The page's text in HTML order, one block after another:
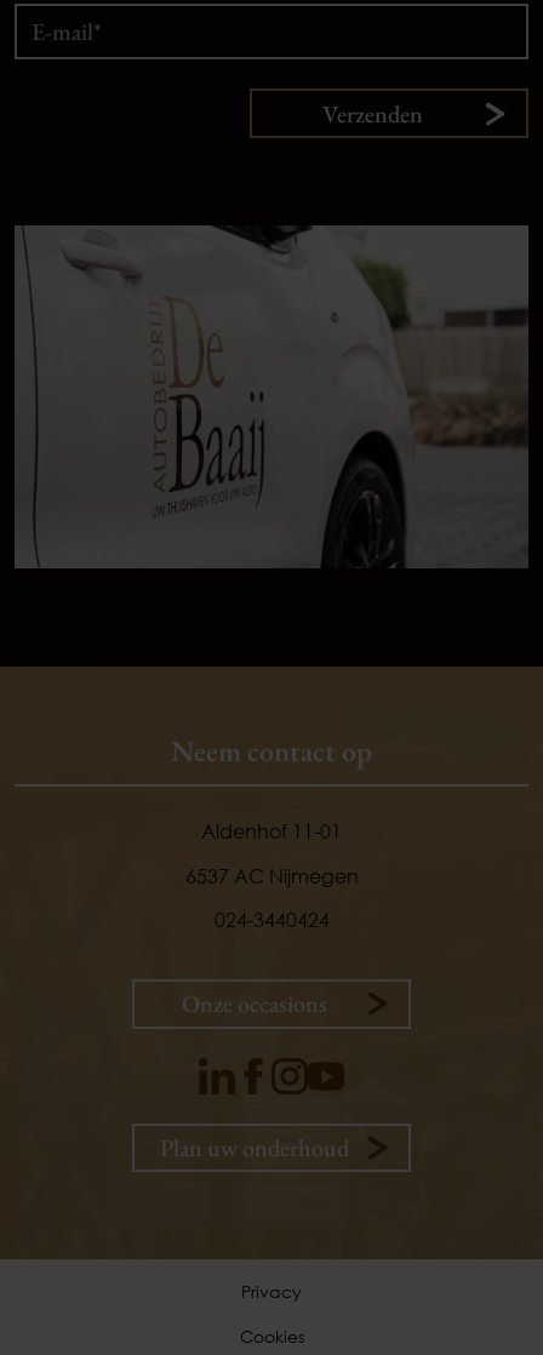
Verzenden
Neem contact op
Aldenhof 11-01
6537 AC Nijmegen
024-3440424
Onze occasions
Plan uw onderhoud
Privacy
Cookies